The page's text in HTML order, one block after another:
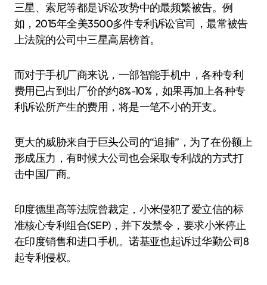
三星、索尼等都是诉讼攻势中的最频繁被告。例
如，2015年全美3500多件专利诉讼官司，最常被告
上法院的公司中三星高居榜首。
而对于手机厂商来说，一部智能手机中，各种专利
费用已占到出厂价的约8%-10%，如果再加上各种专
利诉讼所产生的费用，将是一笔不小的开支。
更大的威胁来自于巨头公司的“追捕”，为了在份额上
形成压力，有时候大公司也会采取专利战的方式打
击中国厂商。
印度德里高等法院曾裁定，小米侵犯了爱立信的标
准核心专利组合(SEP)，并下发禁令，要求小米停止
在印度销售和进口手机。诺基亚也起诉过华勤公司8
起专利侵权。